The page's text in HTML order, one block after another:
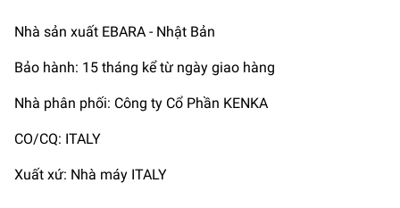
Nhà sản xuất EBARA - Nhật Bản
Bảo hành: 15 tháng kể từ ngày giao hàng
Nhà phân phối: Công ty Cổ Phần KENKA
CO/CQ: ITALY
Xuất xứ: Nhà máy ITALY